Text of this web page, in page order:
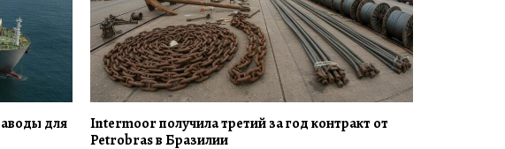
для
Intermoor получила третий за год контракт от
Petrobras в Бразилии